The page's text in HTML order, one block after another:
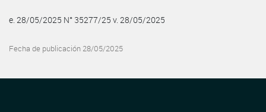
e. 28/05/2025 N° 35277/25 v. 28/05/2025
Fecha de publicación 28/05/2025